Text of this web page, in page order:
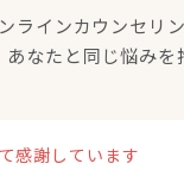
ラインカウンセリ
あなたと同じ悩み
感謝しています